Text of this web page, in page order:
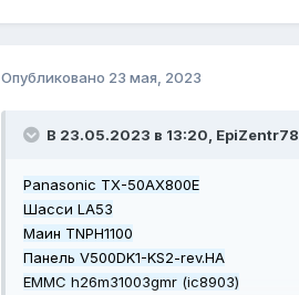
Опубликовано 23 мая, 2023
В 23.05.2023 в 13:20, EpiZentr78
Panasonic TX-50AX800E
Шасси LA53
Маин TNPH1100
Панель V500DK1-KS2-rev.HA
ЕММС h26m31003gmr (ic8903)